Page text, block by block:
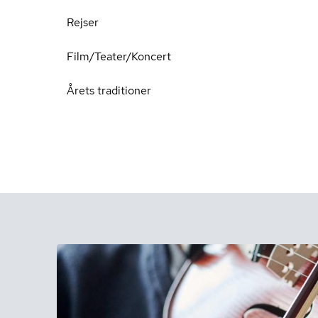
Rejser
Film/Teater/Koncert
Årets traditioner